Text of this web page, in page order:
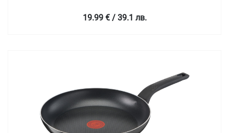
19.99 € / 39.1 лв.